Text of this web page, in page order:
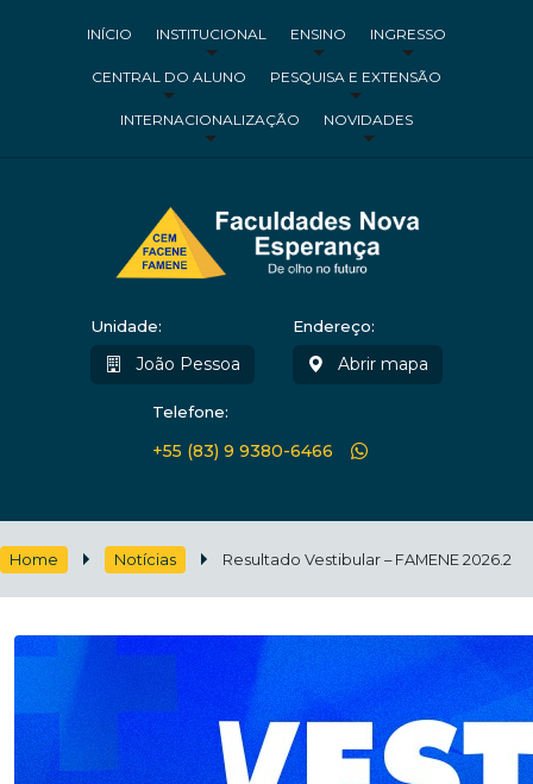
INÍCIO INSTITUCIONAL ENSINO INGRESSO
CENTRAL DO ALUNO PESQUISA E EXTENSÃO
INTERNACIONALIZAÇÃO NOVIDADES
Unidade:
João Pessoa
Endereço:
Abrir mapa
Telefone:
+55 (83) 9 9380-6466
Home Notícias Resultado Vestibular – FAMENE 2026.2